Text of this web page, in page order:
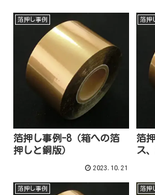
箔押し事例
箔押し事例-8（箱への箔
押しと銅版）
2023.10.21
箔押
箔
ス
箔押し事例 箔押